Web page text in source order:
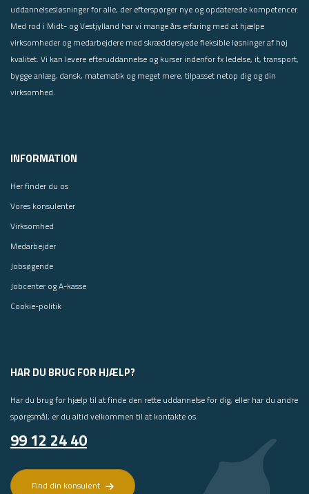
uddannelsesløsninger for alle, der efterspørger nye og opdaterede kompetencer.
Med rod i Midt- og Vestjylland har vi mange års erfaring med at hjælpe
virksomheder og medarbejdere med skræddersyede fleksible løsninger af høj
kvalitet. Vi kan levere efteruddannelse og kurser indenfor fx ledelse, it, transport,
bygge anlæg, dansk, matematik og meget mere, tilpasset netop dig og din
virksomhed.
INFORMATION
Her finder du os
Vores konsulenter
Virksomhed
Medarbejder
Jobsøgende
Jobcenter og A-kasse
Cookie-politik
HAR DU BRUG FOR HJÆLP?
Har du brug for hjælp til at finde den rette uddannelse for dig, eller har du andre
spørgsmål, er du altid velkommen til at kontakte os.
99 12 24 40
Find din konsulent